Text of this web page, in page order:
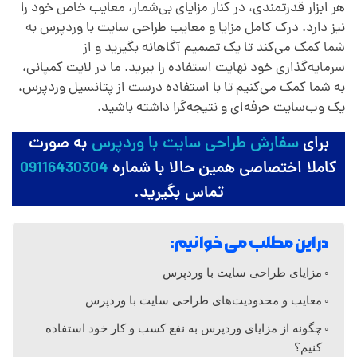
و
م
ع
ب
ط
هر ابزار قدرتمندی، در کنار مزایای بی‌شمار، معایب خاص خود را
نیز دارد. درک کامل مزایا و معایب طراحی سایت با وردپرس به
شما کمک می‌کند تا یک تصمیم آگاهانه بگیرید و از
سرمایه‌گذاری خود نهایت استفاده را ببرید. ما در لایت کمپانی،
به شما کمک می‌کنیم تا با استفاده درست از پتانسیل وردپرس،
یک وب‌سایت حرفه‌ای و نتیجه‌گرا داشته باشید.
برایسفارش طراحی سایت با وردپرس به صورت
کاملا اختصاصی همین حالا با شماره 09116430304
تماس بگیرید.
در این مطلب می خوانیم:
مزایای طراحی سایت با وردپرس
معایب و محدودیت‌های طراحی سایت با وردپرس
چگونه از مزایای وردپرس به نفع کسب و کار خود استفاده
کنیم؟